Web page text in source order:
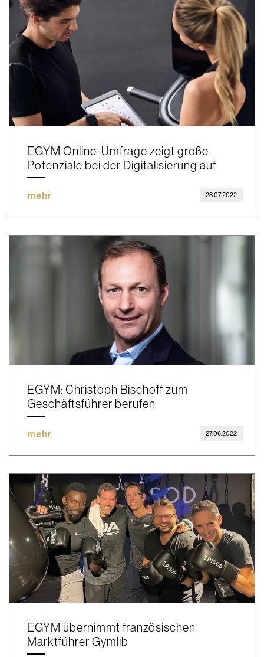
EGYM Online-Umfrage zeigt große
Potenziale bei der Digitalisierung auf
mehr 28.07.2022
EGYM: Christoph Bischoff zum
Geschäftsführer berufen
mehr 27.06.2022
EGYM übernimmt französischen
Marktführer Gymlib